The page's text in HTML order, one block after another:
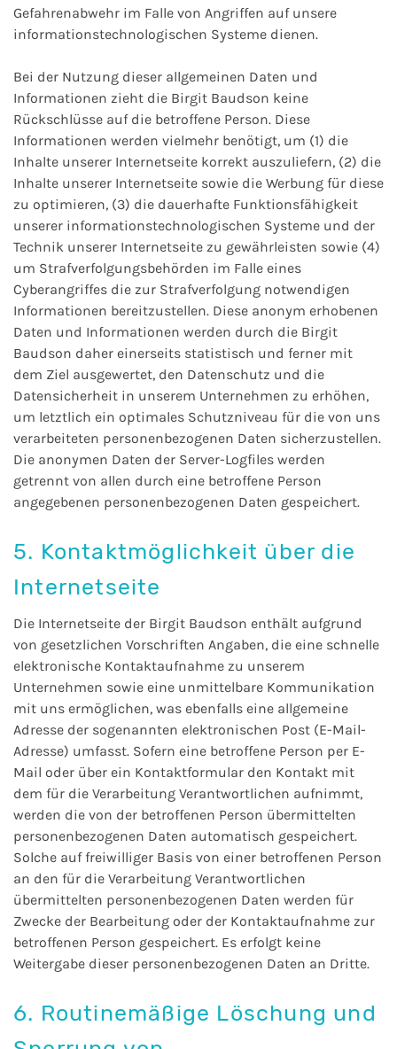
Gefahrenabwehr im Falle von Angriffen auf unsere
informationstechnologischen Systeme dienen.
Bei der Nutzung dieser allgemeinen Daten und
Informationen zieht die Birgit Baudson keine
Rückschlüsse auf die betroffene Person. Diese
Informationen werden vielmehr benötigt, um (1) die
Inhalte unserer Internetseite korrekt auszuliefern, (2) die
Inhalte unserer Internetseite sowie die Werbung für diese
zu optimieren, (3) die dauerhafte Funktionsfähigkeit
unserer informationstechnologischen Systeme und der
Technik unserer Internetseite zu gewährleisten sowie (4)
um Strafverfolgungsbehörden im Falle eines
Cyberangriffes die zur Strafverfolgung notwendigen
Informationen bereitzustellen. Diese anonym erhobenen
Daten und Informationen werden durch die Birgit
Baudson daher einerseits statistisch und ferner mit
dem Ziel ausgewertet, den Datenschutz und die
Datensicherheit in unserem Unternehmen zu erhöhen,
um letztlich ein optimales Schutzniveau für die von uns
verarbeiteten personenbezogenen Daten sicherzustellen.
Die anonymen Daten der Server-Logfiles werden
getrennt von allen durch eine betroffene Person
angegebenen personenbezogenen Daten gespeichert.
5. Kontaktmöglichkeit über die
Internetseite
Die Internetseite der Birgit Baudson enthält aufgrund
von gesetzlichen Vorschriften Angaben, die eine schnelle
elektronische Kontaktaufnahme zu unserem
Unternehmen sowie eine unmittelbare Kommunikation
mit uns ermöglichen, was ebenfalls eine allgemeine
Adresse der sogenannten elektronischen Post (E-Mail-
Adresse) umfasst. Sofern eine betroffene Person per E-
Mail oder über ein Kontaktformular den Kontakt mit
dem für die Verarbeitung Verantwortlichen aufnimmt,
werden die von der betroffenen Person übermittelten
personenbezogenen Daten automatisch gespeichert.
Solche auf freiwilliger Basis von einer betroffenen Person
an den für die Verarbeitung Verantwortlichen
übermittelten personenbezogenen Daten werden für
Zwecke der Bearbeitung oder der Kontaktaufnahme zur
betroffenen Person gespeichert. Es erfolgt keine
Weitergabe dieser personenbezogenen Daten an Dritte.
6. Routinemäßige Löschung und